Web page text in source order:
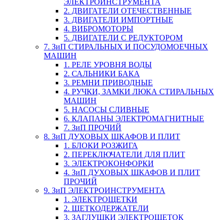
ЭЛЕКТРОИНСТРУМЕНТА
2. ДВИГАТЕЛИ ОТЕЧЕСТВЕННЫЕ
3. ДВИГАТЕЛИ ИМПОРТНЫЕ
4. ВИБРОМОТОРЫ
5. ДВИГАТЕЛИ С РЕДУКТОРОМ
7. ЗиП СТИРАЛЬНЫХ И ПОСУДОМОЕЧНЫХ
МАШИН
1. РЕЛЕ УРОВНЯ ВОДЫ
2. САЛЬНИКИ БАКА
3. РЕМНИ ПРИВОДНЫЕ
4. РУЧКИ, ЗАМКИ ЛЮКА СТИРАЛЬНЫХ
МАШИН
5. НАСОСЫ СЛИВНЫЕ
6. КЛАПАНЫ ЭЛЕКТРОМАГНИТНЫЕ
7. ЗиП ПРОЧИЙ
8. ЗиП ДУХОВЫХ ШКАФОВ И ПЛИТ
1. БЛОКИ РОЗЖИГА
2. ПЕРЕКЛЮЧАТЕЛИ ДЛЯ ПЛИТ
3. ЭЛЕКТРОКОНФОРКИ
4. ЗиП ДУХОВЫХ ШКАФОВ И ПЛИТ
ПРОЧИЙ
9. ЗиП ЭЛЕКТРОИНСТРУМЕНТА
1. ЭЛЕКТРОЩЕТКИ
2. ЩЕТКОДЕРЖАТЕЛИ
3. ЗАГЛУШКИ ЭЛЕКТРОЩЕТОК